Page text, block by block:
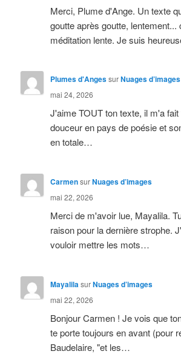
Merci, Plume d'Ange. Un texte
goutte après goutte, lentement...
méditation lente. Je suis
Plumes d'AngessurNuages d’images
mai 24, 2026
J'aime TOUT ton texte, il m'a
douceur en pays de poésie et
en totale…
CarmensurNuages d’images
mai 22, 2026
Merci de m'avoir lue, Mayalila.
raison pour la dernière strophe.
vouloir mettre les mots…
Mayalila surNuages d’images
mai 22, 2026
Bonjour Carmen ! Je vois que
te porte toujours en avant (pour
Baudelaire, "et les…